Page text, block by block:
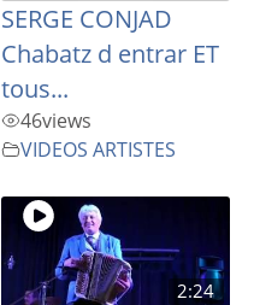
SERGE CONJAD
Chabatz d entrar ET
tous...
46views
VIDEOS ARTISTES
2:24